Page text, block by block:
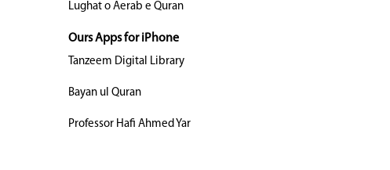
Lughat o Aerab e Quran
Ours Apps for iPhone
Tanzeem Digital Library
Bayan ul Quran
Professor Hafi Ahmed Yar